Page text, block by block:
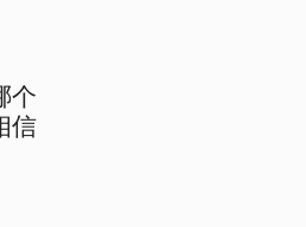
个
信